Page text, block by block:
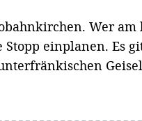
Wer am
einplanen. Es